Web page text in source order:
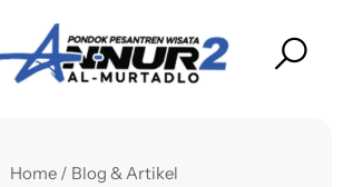
Home / Blog & Artikel